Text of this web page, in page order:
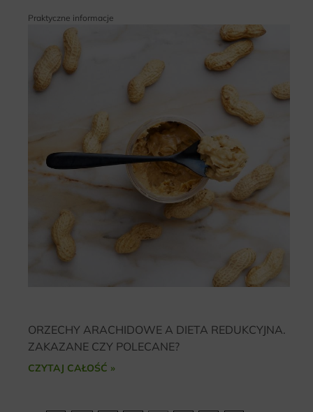
Praktyczne informacje
ORZECHY ARACHIDOWE A DIETA REDUKCYJNA.
ZAKAZANE CZY POLECANE?
CZYTAJ CAŁOŚĆ »